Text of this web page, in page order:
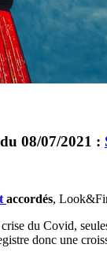
08/07/2021 :
accordés,
du Covid,
donc une